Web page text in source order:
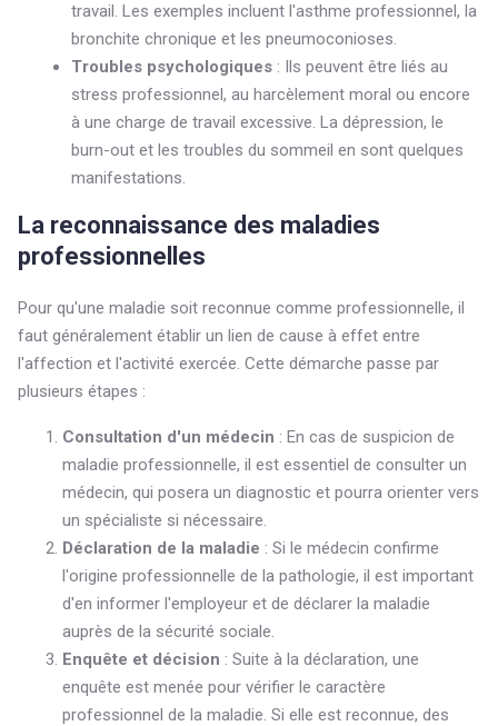
travail. Les exemples incluent l'asthme professionnel, la
bronchite chronique et les pneumoconioses.
Troubles psychologiques : Ils peuvent être liés au
stress professionnel, au harcèlement moral ou encore
à une charge de travail excessive. La dépression, le
burn-out et les troubles du sommeil en sont quelques
manifestations.
La reconnaissance des maladies
professionnelles
Pour qu'une maladie soit reconnue comme professionnelle, il
faut généralement établir un lien de cause à effet entre
l'affection et l'activité exercée. Cette démarche passe par
plusieurs étapes :
Consultation d'un médecin : En cas de suspicion de
maladie professionnelle, il est essentiel de consulter un
médecin, qui posera un diagnostic et pourra orienter vers
un spécialiste si nécessaire.
Déclaration de la maladie : Si le médecin confirme
l'origine professionnelle de la pathologie, il est important
d'en informer l'employeur et de déclarer la maladie
auprès de la sécurité sociale.
Enquête et décision : Suite à la déclaration, une
enquête est menée pour vérifier le caractère
professionnel de la maladie. Si elle est reconnue, des